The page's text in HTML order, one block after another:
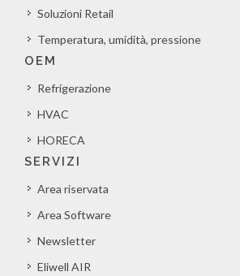
Soluzioni Retail
Temperatura, umidità, pressione
OEM
Refrigerazione
HVAC
HORECA
SERVIZI
Area riservata
Area Software
Newsletter
Eliwell AIR